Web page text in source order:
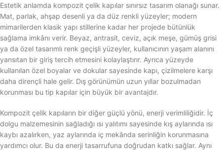
Estetik anlamda kompozit çelik kapılar sınırsız tasarım olanağı sunar.
Mat, parlak, ahşap desenli ya da düz renkli yüzeyler; modern
mimarilerden klasik yapı stillerine kadar her projede bütünlük
sağlama imkânı verir. Beyaz, antrasit, ceviz, açık meşe, gümüş grisi
ya da özel tasarımlı renk geçişli yüzeyler, kullanıcının yaşam alanını
yansıtan bir giriş tercih etmesini kolaylaştırır. Ayrıca yüzeyde
kullanılan özel boyalar ve dokular sayesinde kapı, çizilmelere karşı
daha dirençli hale gelir. Dış görünümün uzun yıllar bozulmadan
korunması bu tip kapılar için büyük bir avantajdır.
Kompozit çelik kapıların bir diğer güçlü yönü, enerji verimliliğidir. İç
dolgu malzemesinin sağladığı ısı yalıtımı sayesinde kış aylarında ısı
kaybı azalırken, yaz aylarında iç mekânda serinliğin korunmasına
yardımcı olur. Bu da enerji tasarrufuna doğrudan katkı sağlar. Aynı